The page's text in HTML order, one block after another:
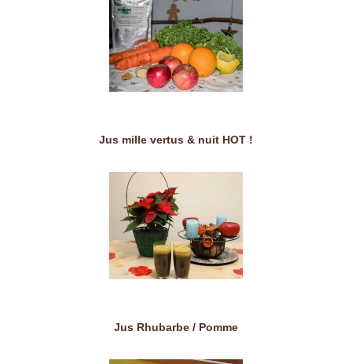
Jus mille vertus & nuit HOT !
Jus Rhubarbe / Pomme